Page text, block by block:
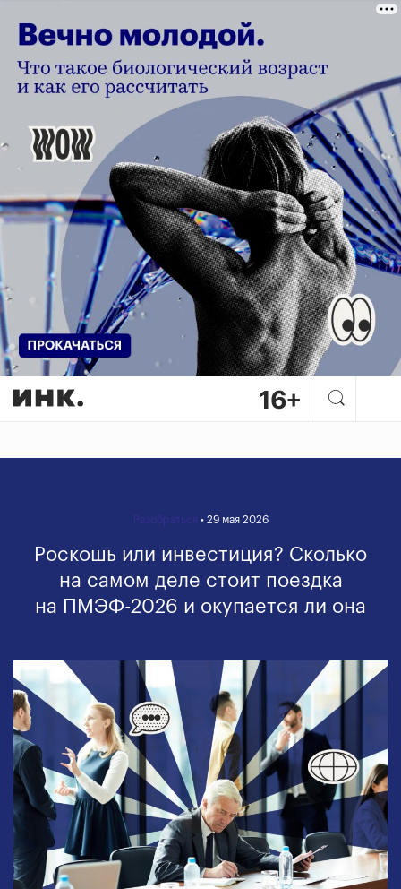
Разобраться • 29 мая 2026
Роскошь или инвестиция? Сколько
на самом деле стоит поездка
на ПМЭФ-2026 и окупается ли она